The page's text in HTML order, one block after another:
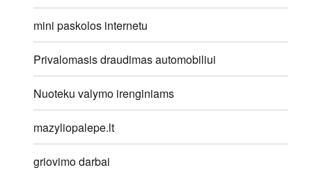
mini paskolos internetu
Privalomasis draudimas automobiliui
Nuoteku valymo irenginiams
mazyliopalepe.lt
griovimo darbai